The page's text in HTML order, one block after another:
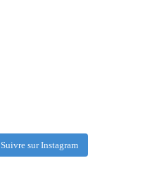
Suivre sur Instagram